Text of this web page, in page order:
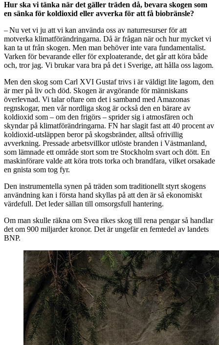
Hur ska vi tänka när det gäller träden då, bevara skogen som
en sänka för koldioxid eller avverka för att få biobränsle?
– Nu vet vi ju att vi kan använda oss av naturresurser för att
motverka klimatförändringarna. Då är frågan när och hur mycket vi
kan ta ut från skogen. Men man behöver inte vara fundamentalist.
Varken för bevarande eller för exploaterande, det går att köra både
och, tror jag. Vi brukar vara bra på det i Sverige, att hålla oss lagom.
Men den skog som Carl XVI Gustaf trivs i är väldigt lite lagom, den
är mer på liv och död. Skogen är avgörande för människans
överlevnad. Vi talar oftare om det i samband med Amazonas
regnskogar, men vår nordliga skog är också den en bärare av
koldioxid som – om den frigörs – sprider sig i atmosfären och
skyndar på ­klimatförändringarna. FN har slagit fast att 40 procent av
koldioxid-utsläppen beror på skogsbränder, alltså ofrivillig
avverkning. Pressade arbetsvillkor utlöste branden i Västmanland,
som lämnade ett område stort som tre Stockholm svart och dött. En
maskinförare valde att köra trots torka och brandfara, vilket orsakade
en gnista som tog fyr.
Den instrumentella synen på träden som traditionellt styrt skogens
användning kan i första hand skyllas på att den är så ekonomiskt
värdefull. Det leder sällan till omsorgsfull hantering.
Om man skulle räkna om Svea rikes skog till rena pengar så handlar
det om 900 miljarder kronor. Det är ungefär en femtedel av landets
BNP.